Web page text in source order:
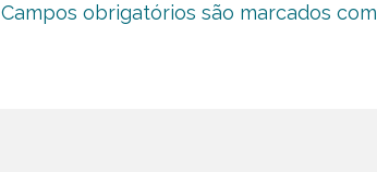
Campos obrigatórios são marcados com